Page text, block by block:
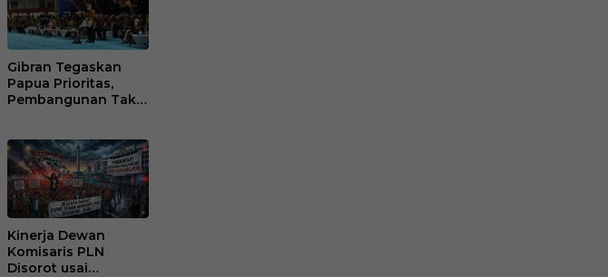
Gibran Tegaskan
Papua Prioritas,
Pembangunan Tak
Kinerja Dewan
Komisaris PLN
Disorot usai